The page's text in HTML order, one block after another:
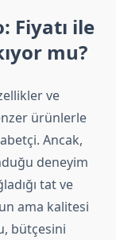
Fiyatı ile
mu?
ve
ürünlerle
Ancak,
deneyim
tat ve
ama kalitesi
bütçesini